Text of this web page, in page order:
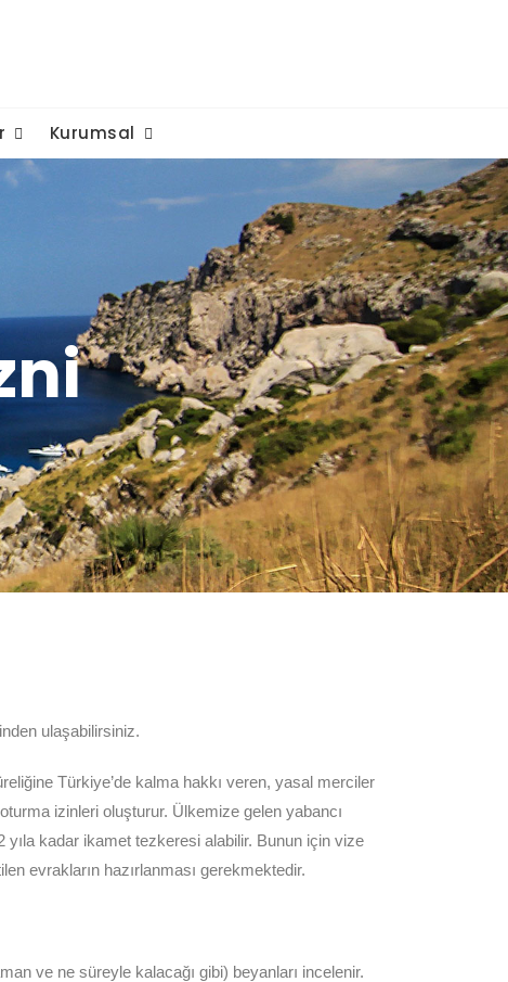
Kurumsal
ulaşabilirsiniz.
Türkiye’de kalma hakkı veren, yasal merciler
izinleri oluşturur. Ülkemize gelen yabancı
kadar ikamet tezkeresi alabilir. Bunun için vize
evrakların hazırlanması gerekmektedir.
ve ne süreyle kalacağı gibi) beyanları incelenir.